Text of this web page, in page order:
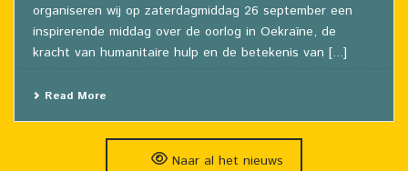
organiseren wij op zaterdagmiddag 26 september een
inspirerende middag over de oorlog in Oekraïne, de
kracht van humanitaire hulp en de betekenis van [...]
Read More
Naar al het nieuws